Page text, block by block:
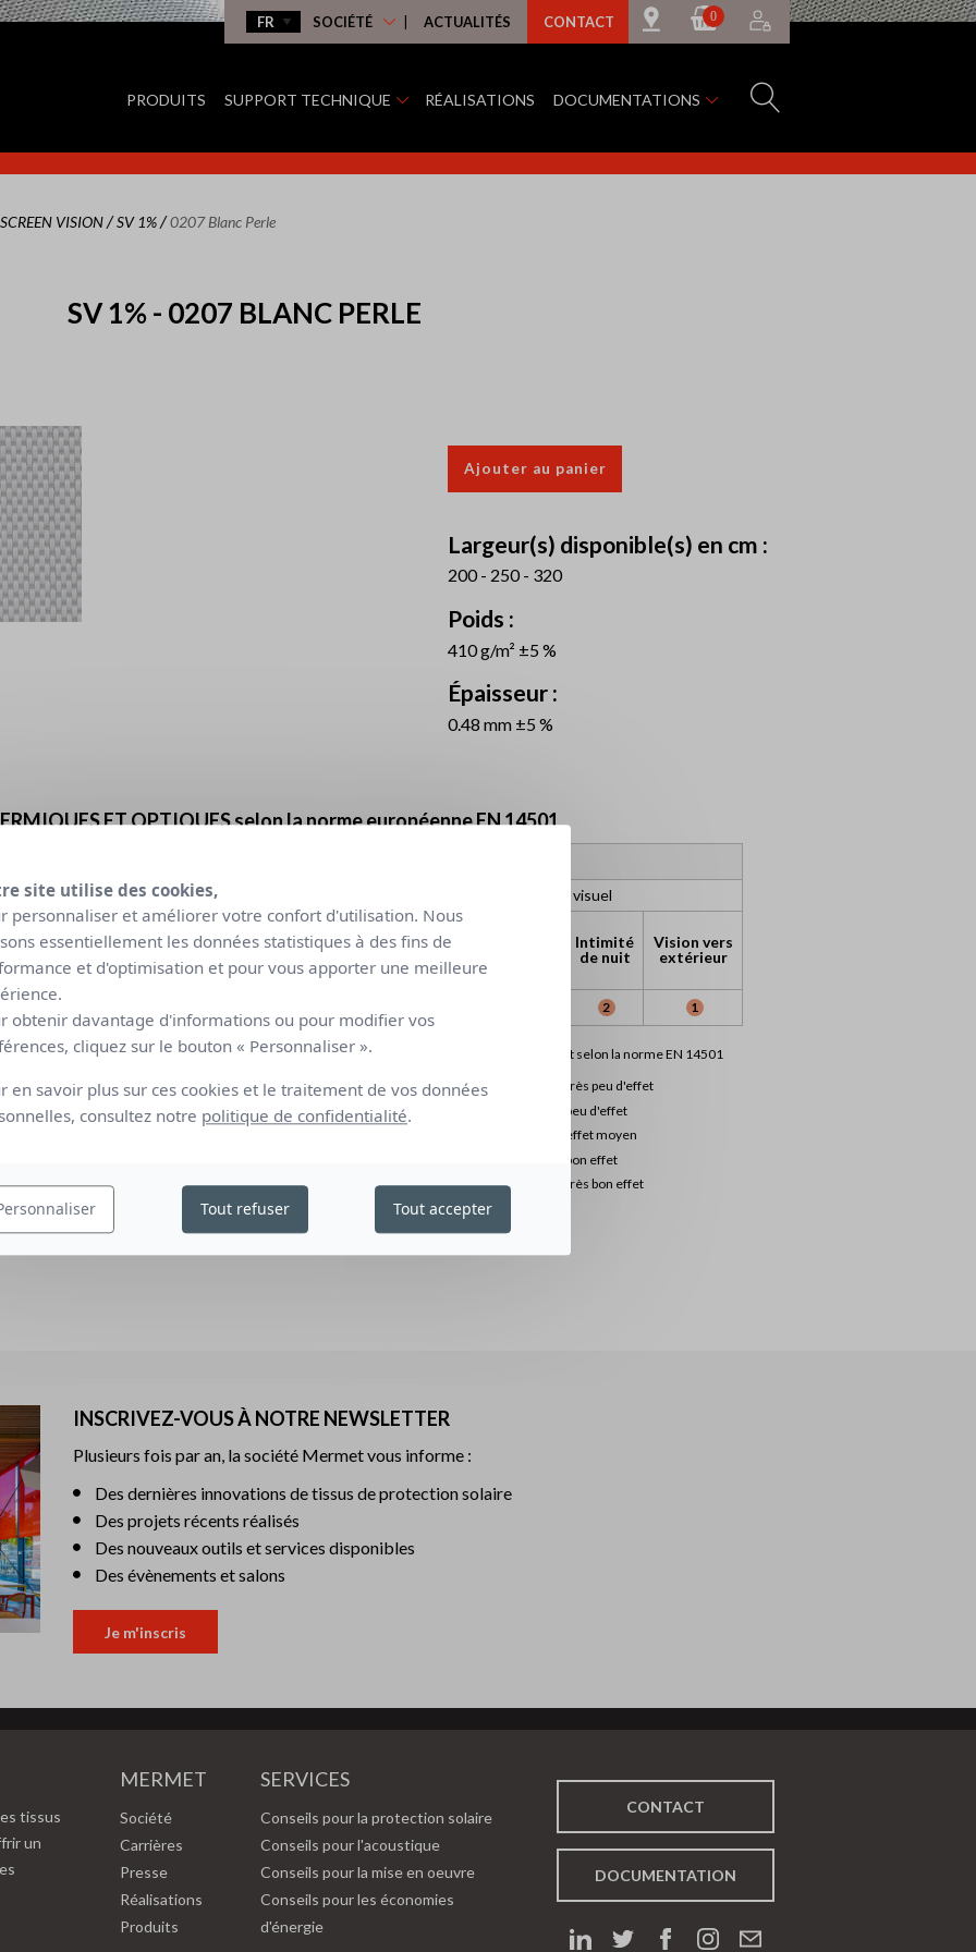
SOCIÉTÉ ACTUALITÉS CONTACT 0
PRODUITS SUPPORT TECHNIQUE RÉALISATIONS DOCUMENTATIONS
SCREEN VISION/SV 1%/0207 Blanc Perle
SV 1% - 0207 BLANC PERLE
Ajouter au panier
Largeur(s) disponible(s) en cm :
200 - 250 - 320
Poids :
410 g/m² ±5 %
Épaisseur :
0.48 mm ±5 %
ET OPTIQUES selon la norme européenne EN 14501
Tissu + Vitrage
Tv
Classes de confort visuel
gtot intérieur
Utilisation
lumière
naturelle
Intimité
de nuit
Vision vers
extérieur
= 0,59
gv = 0,32
0.39 2 1
(C), double vitrage 4/16/4 peu émissif rempli à l'Argon (facteur
(D), double vitrage réfléchissant 4/16/4 peu émissif rempli à
= 1,1W/m² K).
les méthodes de mesure et de calcul en référence aux
à un vitrage - calcul du facteur de transmission solaire et
et la norme EN 410 "verre dans la construction
et solaires des vitrages".
Classification de confort selon la norme EN 14501
très peu d'effet
peu d'effet
effet moyen
bon effet
très bon effet
INSCRIVEZ-VOUS À NOTRE NEWSLETTER
Plusieurs fois par an, la société Mermet vous informe :
Des dernières innovations de tissus de protection solaire
Des projets récents réalisés
Des nouveaux outils et services disponibles
Des évènements et salons
Je m'inscris
tissus
un
MERMET
Société
Carrières
Presse
Réalisations
Produits
SERVICES
Conseils pour la protection solaire
Conseils pour l'acoustique
Conseils pour la mise en oeuvre
Conseils pour les économies
d'énergie
CONTACT
DOCUMENTATION
site utilise des cookies,
personnaliser et améliorer votre confort d'utilisation. Nous
essentiellement les données statistiques à des fins de
et d'optimisation et pour vous apporter une meilleure
obtenir davantage d'informations ou pour modifier vos
cliquez sur le bouton « Personnaliser ».
en savoir plus sur ces cookies et le traitement de vos données
consultez notre politique de confidentialité.
Tout refuser Tout accepter